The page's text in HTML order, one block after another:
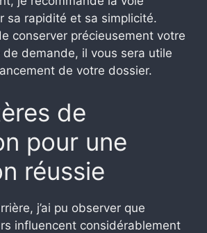
sa rapidité et sa simplicité.
conserver précieusement votre
de demande, il vous sera utile
de votre dossier.
de
pour une
réussie
j’ai pu observer que
influencent considérablement